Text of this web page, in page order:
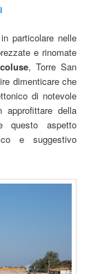
particolare nelle
e rinomate
, Torre San
dimenticare che
di notevole
approfittare della
questo aspetto
e suggestivo